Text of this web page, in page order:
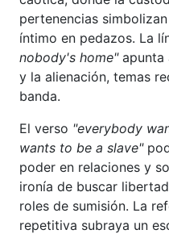
pertenencias
íntimo en pedazos. La
nobody's home"apunta
y la alienación, temas
banda.
El verso "everybody
wants to be a slave"
poder en relaciones y
ironía de buscar
roles de sumisión. La
repetitiva subraya un